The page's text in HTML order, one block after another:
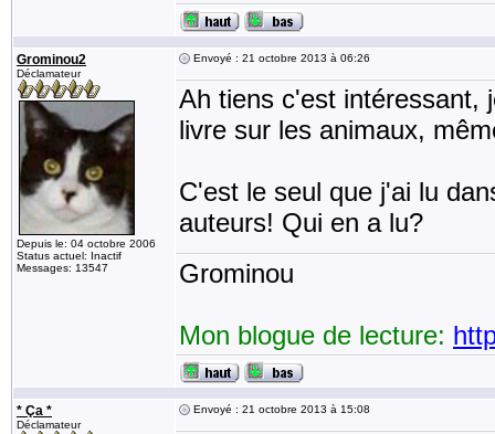
Grominou2
Déclamateur
Depuis le: 04 octobre 2006
Status actuel: Inactif
Messages: 13547
Envoyé : 21 octobre 2013 à 06:26
Ah tiens c'est intéressant,
livre sur les animaux,
C'est le seul que j'ai lu
auteurs! Qui en a lu?
Grominou
Mon blogue de lecture:
* Ça *
Déclamateur
Envoyé : 21 octobre 2013 à 15:08